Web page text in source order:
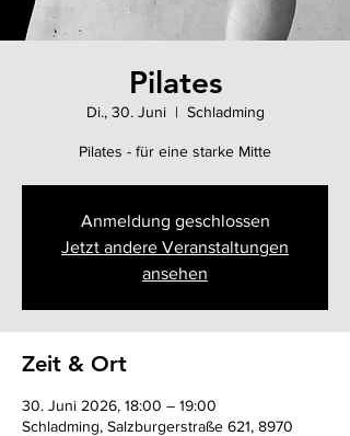
Pilates
Di., 30. Juni
  |
Schladming
Pilates - für eine starke Mitte
Anmeldung geschlossen
Jetzt andere Veranstaltungen
ansehen
Zeit & Ort
30. Juni 2026, 18:00 – 19:00
Schladming, Salzburgerstraße 621, 8970